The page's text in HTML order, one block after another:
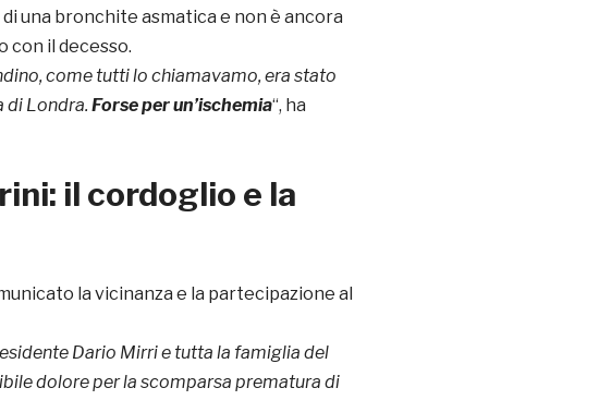
di una bronchite asmatica e non è ancora
con il decesso.
come tutti lo chiamavamo, era stato
di Londra. Forse per un’ischemia“, ha
il cordoglio e la
la vicinanza e la partecipazione al
Dario Mirri e tutta la famiglia del
dolore per la scomparsa prematura di